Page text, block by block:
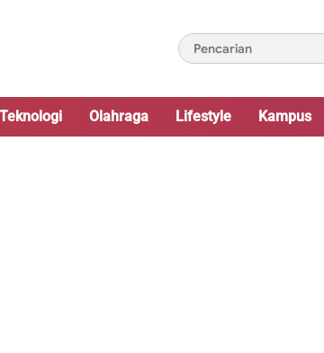
Teknologi Olahraga Lifestyle Kampus